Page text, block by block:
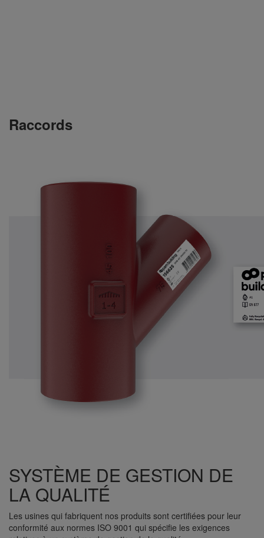
Raccords
SYSTÈME DE GESTION DE
LA QUALITÉ
Les usines qui fabriquent nos produits sont certifiées pour leur
conformité aux normes ISO 9001 qui spécifie les exigences